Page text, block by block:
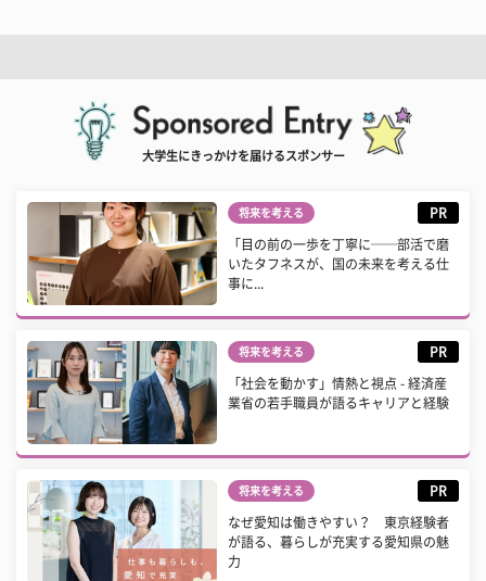
大学生にきっかけを届けるスポンサー
将来を考える PR
「目の前の一歩を丁寧に──部活で磨
いたタフネスが、国の未来を考える仕
事に...
将来を考える PR
「社会を動かす」情熱と視点 - 経済産
業省の若手職員が語るキャリアと経験
将来を考える PR
なぜ愛知は働きやすい？ 東京経験者
が語る、暮らしが充実する愛知県の魅
力